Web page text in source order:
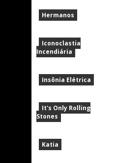
Hermanos
Iconoclastia
Incendiária
Insônia Elétrica
It's Only Rolling
Stones
Katia